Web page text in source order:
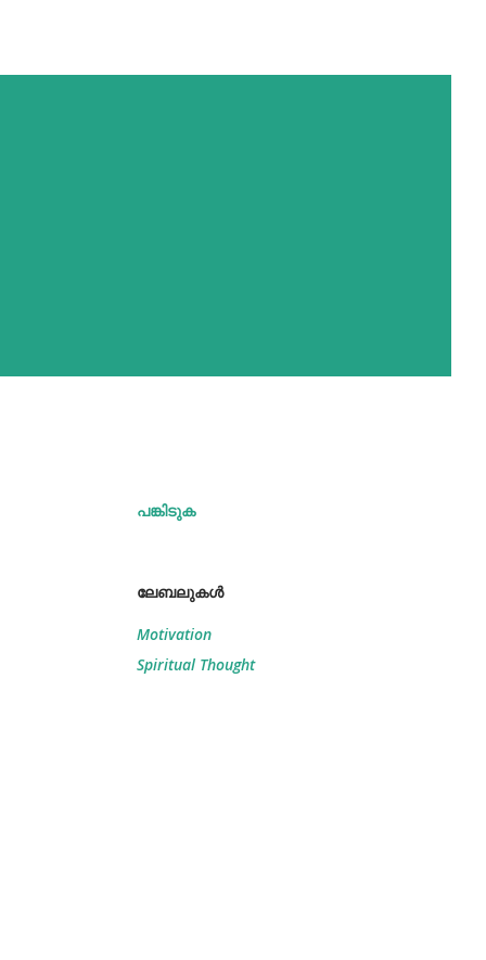
പങ്കിടുക
ലേബലുകള്‍
Motivation
Spiritual Thought